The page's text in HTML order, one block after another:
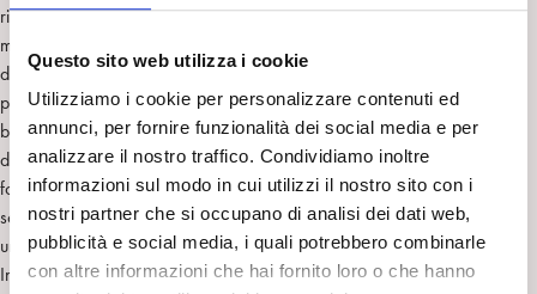
Questo sito web utilizza i cookie
Utilizziamo i cookie per personalizzare contenuti ed
annunci, per fornire funzionalità dei social media e per
analizzare il nostro traffico. Condividiamo inoltre
informazioni sul modo in cui utilizzi il nostro sito con i
nostri partner che si occupano di analisi dei dati web,
pubblicità e social media, i quali potrebbero combinarle
con altre informazioni che hai fornito loro o che hanno
ritenuto assolutamente comune, venne fortemente osteggiato dalla
morale ecclesiastica perché considerato strumento di mollezza
demoniaco. San Pier Damiani giunse persino a considerare una
punizione divina per l’uso della forchetta la morte della principessa
bizantina Teodora (497-548): «Non toccava il cibo con le mani ma
dagli eunuchi lo prendeva in piccolissimi pezzetti e subito dopo con una
forchettina d’oro a due rebbi, lo avvicinava alla bocca con fare
schizzinoso». Ed è ancora più esplicativa, in tal senso, la descrizione di
una tavola imbandita da parte di Lotario dei Conti di Segni, futuro papa
Innocenzo III che, sul finire del XII secolo, scrive nel suo De miseria